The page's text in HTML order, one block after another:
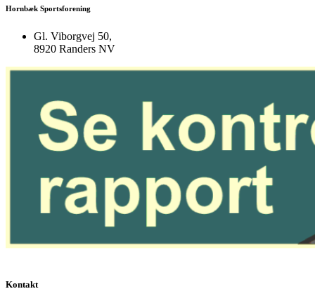
Hornbæk Sportsforening
Gl. Viborgvej 50,
8920 Randers NV
Kontakt